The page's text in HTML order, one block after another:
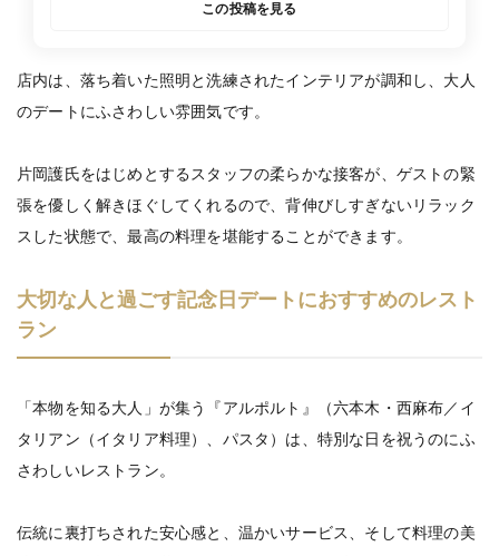
この投稿を見る
店内は、落ち着いた照明と洗練されたインテリアが調和し、大人
のデートにふさわしい雰囲気です。
片岡護氏をはじめとするスタッフの柔らかな接客が、ゲストの緊
張を優しく解きほぐしてくれるので、背伸びしすぎないリラック
スした状態で、最高の料理を堪能することができます。
大切な人と過ごす記念日デートにおすすめのレスト
ラン
「本物を知る大人」が集う『アルポルト』（六本木・西麻布／イ
タリアン（イタリア料理）、パスタ）は、特別な日を祝うのにふ
さわしいレストラン。
伝統に裏打ちされた安心感と、温かいサービス、そして料理の美